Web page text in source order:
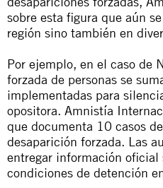
sobre esta figura que aún
región sino también en
Por ejemplo, en el caso de
forzada de personas se
implementadas para
opositora. Amnistía
que documenta 10 casos
desaparición forzada. Las
entregar información oficial
condiciones de detención